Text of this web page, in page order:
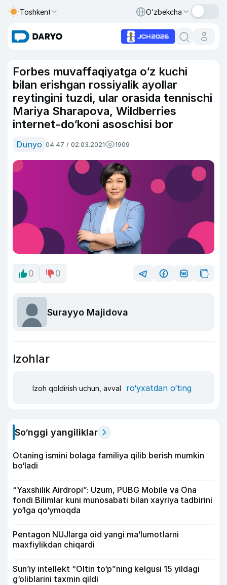
Toshkent O‘zbekcha
Forbes muvaffaqiyatga o‘z kuchi
bilan erishgan rossiyalik ayollar
reytingini tuzdi, ular orasida tennischi
Mariya Sharapova, Wildberries
internet-do‘koni asoschisi bor
Dunyo 04:47 / 02.03.2021 1909
0 0
Surayyo Majidova
Izohlar
Izoh qoldirish uchun, avval ro‘yxatdan o‘ting
So‘nggi yangiliklar
Otaning ismini bolaga familiya qilib berish mumkin
bo‘ladi
“Yaxshilik Airdropi”: Uzum, PUBG Mobile va Ona
fondi Bilimlar kuni munosabati bilan xayriya tadbirini
yo‘lga qo‘ymoqda
Pentagon NUJlarga oid yangi maʼlumotlarni
maxfiylikdan chiqardi
Sun’iy intellekt “Oltin to‘p”ning kelgusi 15 yildagi
g‘oliblarini taxmin qildi